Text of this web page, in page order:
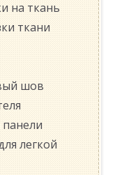
на ткань
ткани
шов
панели
легкой